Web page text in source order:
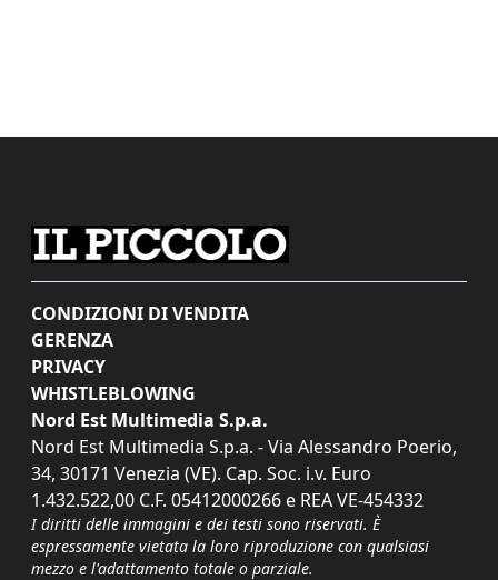
CONDIZIONI DI VENDITA
GERENZA
PRIVACY
WHISTLEBLOWING
Nord Est Multimedia S.p.a.
Nord Est Multimedia S.p.a. - Via Alessandro Poerio,
34, 30171 Venezia (VE). Cap. Soc. i.v. Euro
1.432.522,00 C.F. 05412000266 e REA VE-454332
I diritti delle immagini e dei testi sono riservati. È
espressamente vietata la loro riproduzione con qualsiasi
mezzo e l'adattamento totale o parziale.